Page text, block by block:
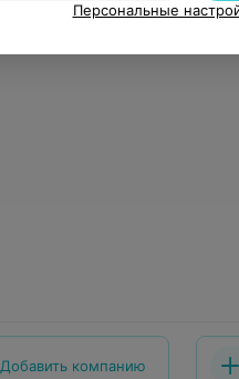
Добавить компанию
Персональные